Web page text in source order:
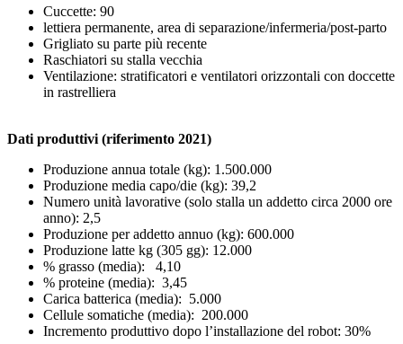
Cuccette: 90
lettiera permanente, area di separazione/infermeria/post-parto
Grigliato su parte più recente
Raschiatori su stalla vecchia
Ventilazione: stratificatori e ventilatori orizzontali con doccette
in rastrelliera
Dati produttivi (riferimento 2021)
Produzione annua totale (kg): 1.500.000
Produzione media capo/die (kg): 39,2
Numero unità lavorative (solo stalla un addetto circa 2000 ore
anno): 2,5
Produzione per addetto annuo (kg): 600.000
Produzione latte kg (305 gg): 12.000
% grasso (media): 4,10
% proteine (media): 3,45
Carica batterica (media): 5.000
Cellule somatiche (media): 200.000
Incremento produttivo dopo l’installazione del robot: 30%